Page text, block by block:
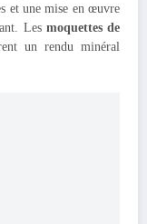
et une mise en œuvre
Les moquettes de
un rendu minéral